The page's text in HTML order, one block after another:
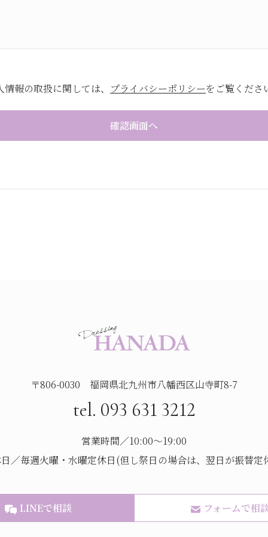
情報の取扱に関しては、 プライバシーポリシーをご覧くださ
〒806-0030 福岡県北九州市八幡西区山寺町8-7
tel. 093 631 3212
営業時間／10:00～19:00
／毎週火曜・水曜定休日(但し祭日の場合は、翌日が振替定
LINEで相談 フォームで相